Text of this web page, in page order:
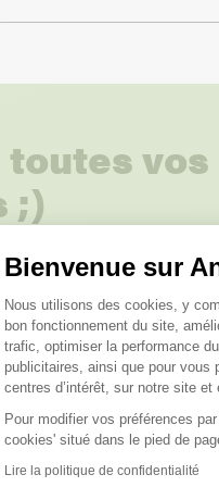
Bienvenue sur
Plateforme de
Nous utilisons des cookies, y
bon fonctionnement du site,
trafic, optimiser la performance
publicitaires, ainsi que pour vous
centres d’intérêt, sur notre site et
Pour modifier vos préférences
cookies' situé dans le pied de
Lire la politique de confidentialité
vos
;)